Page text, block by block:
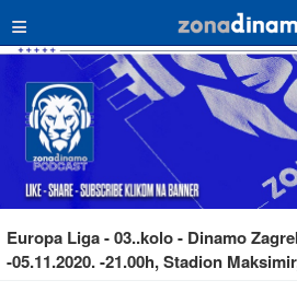
≡
Europa Liga - 03..kolo - Dinamo
-05.11.2020. -21.00h, Stadion